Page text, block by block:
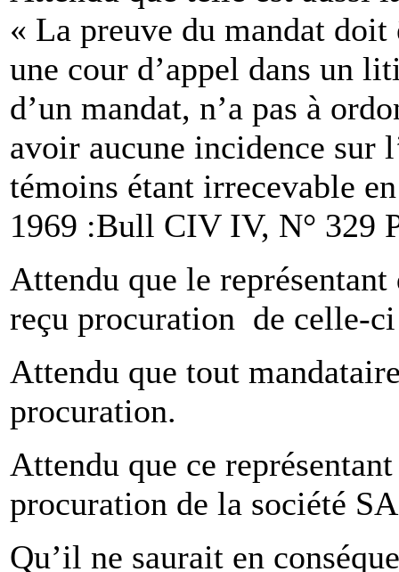
« La preuve du mandat
une cour d’appel dans un
d’un mandat, n’a pas à
avoir aucune incidence sur
témoins étant irrecevable
1969 :Bull CIV IV, N° 329
Attendu que le
reçu procuration de celle-
Attendu que tout
procuration.
Attendu que ce
procuration de la société
Qu’il ne saurait en